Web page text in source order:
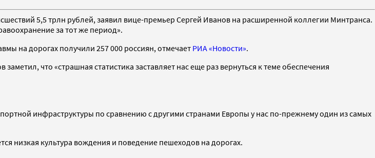
5,5 трлн рублей, заявил вице-премьер Сергей Иванов на расширенной коллегии Минтранса.
за тот же период».
на дорогах получили 257 000 россиян, отмечает РИА «Новости».
что «страшная статистика заставляет нас еще раз вернуться к теме обеспечения
инфраструктуры по сравнению с другими странами Европы у нас по-прежнему один из самых
низкая культура вождения и поведение пешеходов на дорогах.